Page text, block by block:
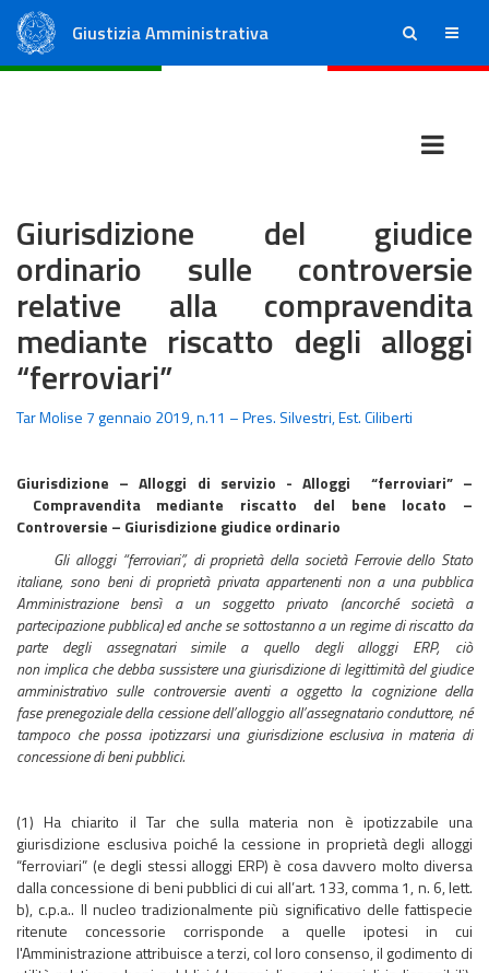
Giustizia Amministrativa ricerca menu
Giurisdizione del giudice
ordinario sulle controversie
relative alla compravendita
mediante riscatto degli alloggi
“ferroviari”
Tar Molise 7 gennaio 2019, n.11 – Pres. Silvestri, Est. Ciliberti
Giurisdizione – Alloggi di servizio - Alloggi “ferroviari” –
Compravendita mediante riscatto del bene locato –
Controversie – Giurisdizione giudice ordinario
Gli alloggi “ferroviari”, di proprietà della società Ferrovie dello Stato
italiane, sono beni di proprietà privata appartenenti non a una pubblica
Amministrazione bensì a un soggetto privato (ancorché società a
partecipazione pubblica) ed anche se sottostanno a un regime di riscatto da
parte degli assegnatari simile a quello degli alloggi ERP, ciò
non implica che debba sussistere una giurisdizione di legittimità del giudice
amministrativo sulle controversie aventi a oggetto la cognizione della
faseprenegoziale della cessione dell’alloggio all’assegnatario conduttore, né
tampoco che possa ipotizzarsi una giurisdizione esclusiva in materia di
concessione di beni pubblici.
(1) Ha chiarito il Tar che sulla materia non è ipotizzabile una
giurisdizione esclusiva poiché la cessione in proprietà degli alloggi
“ferroviari” (e degli stessi alloggi ERP) è cosa davvero molto diversa
dalla concessione di beni pubblici di cui all’art. 133, comma 1, n. 6, lett.
b), c.p.a.. Il nucleo tradizionalmente più significativo delle fattispecie
ritenute concessorie corrisponde a quelle ipotesi in cui
l'Amministrazione attribuisce a terzi, col loro consenso, il godimento di